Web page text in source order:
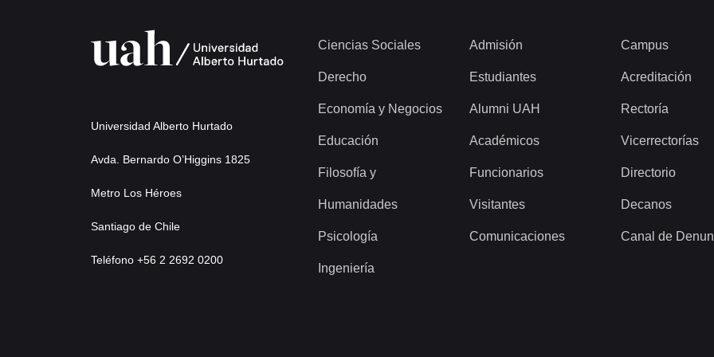
Universidad Alberto Hurtado
Avda. Bernardo O’Higgins 1825
Metro Los Héroes
Santiago de Chile
Teléfono +56 2 2692 0200
Ciencias Sociales
Derecho
Economía y Negocios
Educación
Filosofía y
Humanidades
Psicología
Ingeniería
Admisión
Estudiantes
Alumni UAH
Académicos
Funcionarios
Visitantes
Comunicaciones
Campus
Acreditación
Rectoría
Vicerrectorías
Directorio
Decanos
Canal de